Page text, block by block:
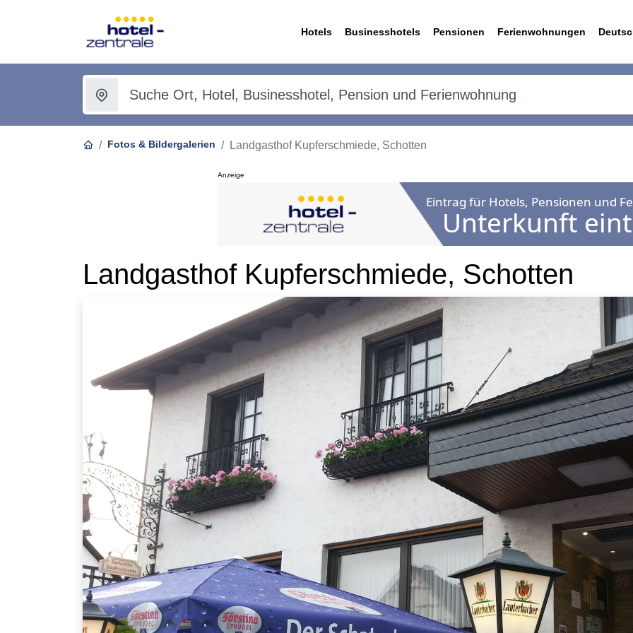
Hotels Businesshotels Pensionen Ferienwohnungen
Fotos & Bildergalerien Landgasthof Kupferschmiede, Schotten
Anzeige
Landgasthof Kupferschmiede, Schotten